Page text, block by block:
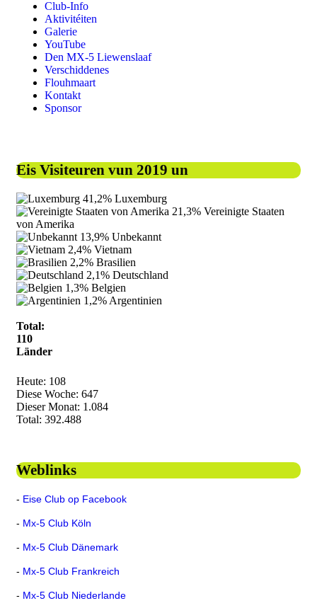
Club-Info
Aktivitéiten
Galerie
YouTube
Den MX-5 Liewenslaaf
Verschiddenes
Flouhmaart
Kontakt
Sponsor
Eis Visiteuren vun 2019 un
41,2% Luxemburg
21,3% Vereinigte Staaten
von Amerika
13,9% Unbekannt
2,4% Vietnam
2,2% Brasilien
2,1% Deutschland
1,3% Belgien
1,2% Argentinien
Total:
110
Länder
Heute: 108
Diese Woche: 647
Dieser Monat: 1.084
Total: 392.488
Weblinks
- Eise Club op Facebook
- Mx-5 Club Köln
- Mx-5 Club Dänemark
- Mx-5 Club Frankreich
- Mx-5 Club Niederlande